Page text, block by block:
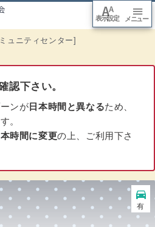
font_adjuster
表示設定
menu
メニュー
ュニティセンター]
認下さい。
ンが 日本時間と異なるため、
。
時間に変更の上、ご利用下さ
directions_car
有